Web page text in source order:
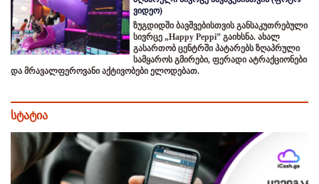
ვიდეო)
ზუგდიდში ბავშვებისთვის განსაკუთრებული
სივრცე „Happy Peppi” გაიხსნა. ახალ
გასართობ ცენტრში პატარებს ზღაპრული
სამყაროს გმირები, ფერადი ატრაქციონები
და მრავალფეროვანი აქტივობები ელოდებათ.
სტატია